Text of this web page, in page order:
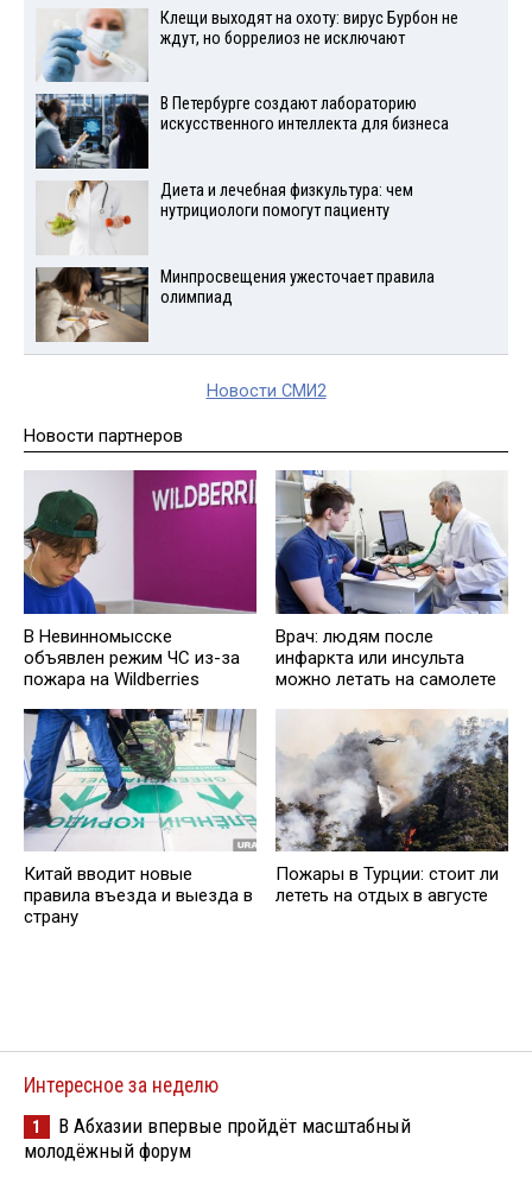
Клещи выходят на охоту: вирус Бурбон не
ждут, но боррелиоз не исключают
В Петербурге создают лабораторию
искусственного интеллекта для бизнеса
Диета и лечебная физкультура: чем
нутрициологи помогут пациенту
Минпросвещения ужесточает правила
олимпиад
Новости СМИ2
Новости партнеров
В Невинномысске
объявлен режим ЧС из-за
пожара на Wildberries
Врач: людям после
инфаркта или инсульта
можно летать на самолете
Китай вводит новые
правила въезда и выезда в
страну
Пожары в Турции: стоит ли
лететь на отдых в августе
Интересное за неделю
1
В Абхазии впервые пройдёт масштабный
молодёжный форум